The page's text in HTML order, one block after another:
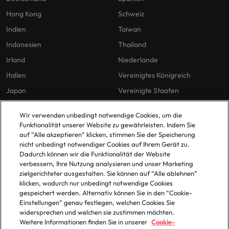
Hong Kong
Indien
Indonesien
Irland
Italien
Japan
Schweiz
Taiwan
Thailand
Niederlande
Vereinigtes Königreich
Vereinigte Staaten
Unsere Richtlinien
Datenschutz
Cookie-Richtlinie
Policy Library
Büros
Berlin
Düsseldorf
Frankfurt
Hamburg
Wir verwenden unbedingt notwendige Cookies, um die
Funktionalität unserer Website zu gewährleisten. Indem Sie
auf “Alle akzeptieren” klicken, stimmen Sie der Speicherung
nicht unbedingt notwendiger Cookies auf Ihrem Gerät zu.
Dadurch können wir die Funktionalität der Website
verbessern, Ihre Nutzung analysieren und unser Marketing
zielgerichteter ausgestalten. Sie können auf “Alle ablehnen”
klicken, wodurch nur unbedingt notwendige Cookies
gespeichert werden. Alternativ können Sie in den “Cookie-
Einstellungen” genau festlegen, welchen Cookies Sie
widersprechen und welchen sie zustimmen möchten.
Weitere Informationen finden Sie in unserer Cookie-